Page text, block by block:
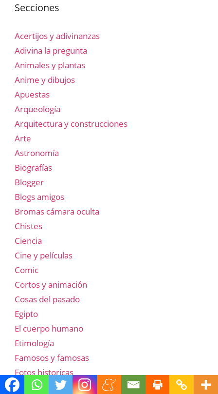
Secciones
Acertijos y adivinanzas
Adivina la pregunta
Animales y plantas
Anime y dibujos
Apuestas
Arqueología
Arquitectura y construcciones
Arte
Astronomía
Biografías
Blogger
Blogs amigos
Bromas cámara oculta
Chistes
Ciencia
Cine y películas
Comic
Cortos y animación
Cosas del pasado
Egipto
El cuerpo humano
Etimología
Famosos y famosas
Fotos historicas
Frases, dichos, significados